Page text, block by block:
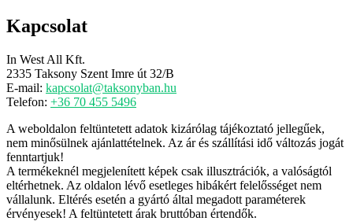
Kapcsolat
In West All Kft.
2335 Taksony Szent Imre út 32/B
E-mail: kapcsolat@taksonyban.hu
Telefon: +36 70 455 5496
A weboldalon feltüntetett adatok kizárólag tájékoztató jellegűek,
nem minősülnek ajánlattételnek. Az ár és szállítási idő változás jogát
fenntartjuk!
A termékeknél megjelenített képek csak illusztrációk, a valóságtól
eltérhetnek. Az oldalon lévő esetleges hibákért felelősséget nem
vállalunk. Eltérés esetén a gyártó által megadott paraméterek
érvényesek! A feltüntetett árak bruttóban értendők.